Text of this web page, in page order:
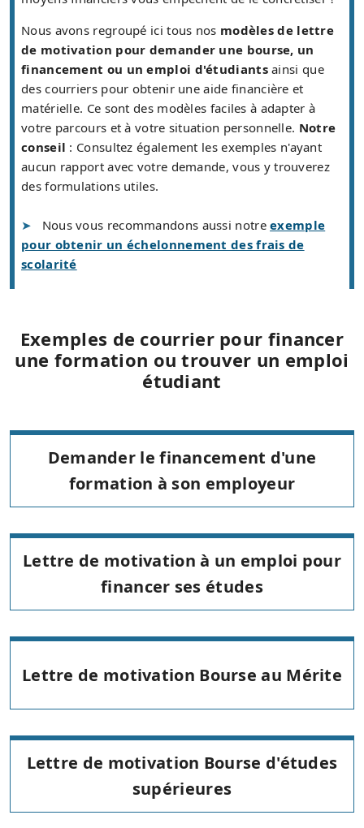
Nous avons regroupé ici tous nos modèles de lettre
de motivation pour demander une bourse, un
financement ou un emploi d'étudiantsainsi que
des courriers pour obtenir une aide financière et
matérielle. Ce sont des modèles faciles à adapter à
votre parcours et à votre situation personnelle. Notre
conseil : Consultez également les exemples n'ayant
aucun rapport avec votre demande, vous y trouverez
des formulations utiles.
Nous vous recommandons aussi notreexemple
pour obtenir un échelonnement des frais de
scolarité
Exemples de courrier pour financer
une formation ou trouver un emploi
étudiant
Demander le financement d'une
formation à son employeur
Lettre de motivation à un emploi pour
financer ses études
Lettre de motivation Bourse au Mérite
Lettre de motivation Bourse d'études
supérieures